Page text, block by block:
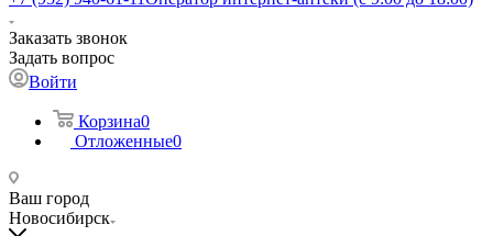
Заказать звонок
Задать вопрос
Войти
Корзина0
Отложенные0
Ваш город
Новосибирск